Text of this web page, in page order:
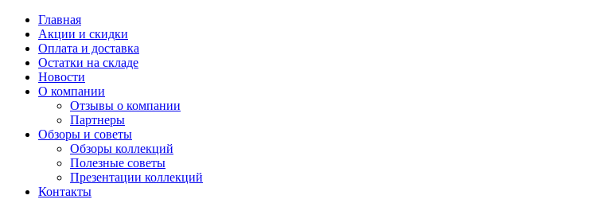
Главная
Акции и скидки
Оплата и доставка
Остатки на складе
Новости
О компании
Отзывы о компании
Партнеры
Обзоры и советы
Обзоры коллекций
Полезные советы
Презентации коллекций
Контакты